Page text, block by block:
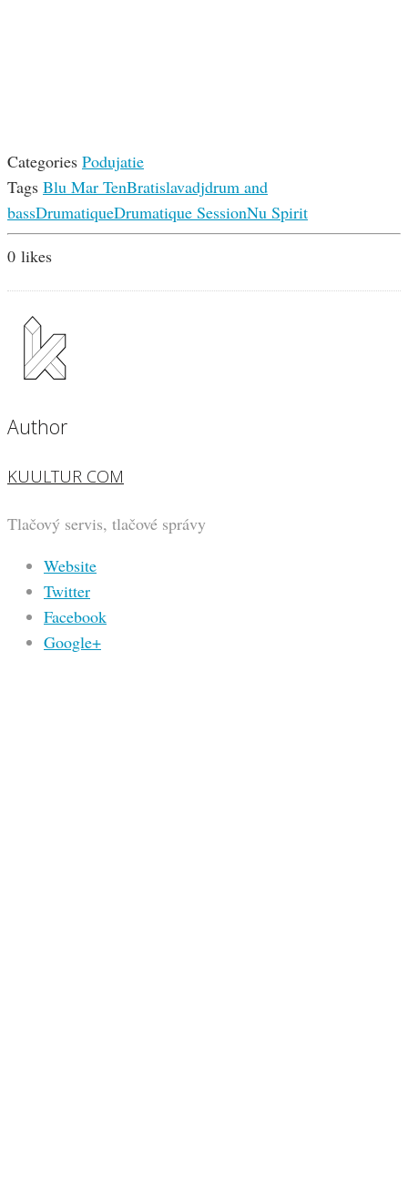
Categories Podujatie
Tags Blu Mar TenBratislavadjdrum and
bassDrumatiqueDrumatique SessionNu Spirit
0 likes
Author
KUULTUR COM
Tlačový servis, tlačové správy
Website
Twitter
Facebook
Google+